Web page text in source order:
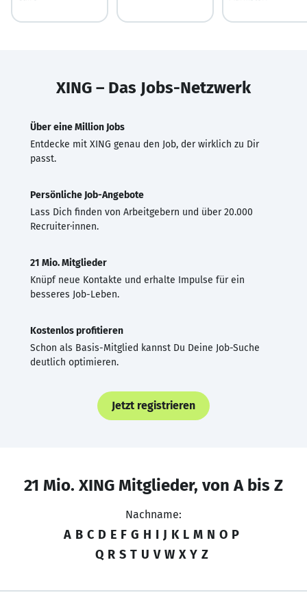
XING – Das Jobs-Netzwerk
Über eine Million Jobs
Entdecke mit XING genau den Job, der wirklich zu Dir
passt.
Persönliche Job-Angebote
Lass Dich finden von Arbeitgebern und über 20.000
Recruiter·innen.
21 Mio. Mitglieder
Knüpf neue Kontakte und erhalte Impulse für ein
besseres Job-Leben.
Kostenlos profitieren
Schon als Basis-Mitglied kannst Du Deine Job-Suche
deutlich optimieren.
Jetzt registrieren
21 Mio. XING Mitglieder, von A bis Z
Nachname:
A B C D E F G H I J K L M N O P
Q R S T U V W X Y Z